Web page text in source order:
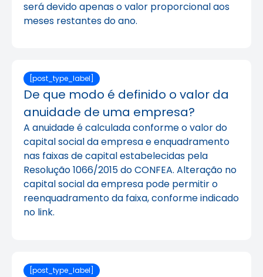
será devido apenas o valor proporcional aos
meses restantes do ano.
[post_type_label]
De que modo é definido o valor da
anuidade de uma empresa?
A anuidade é calculada conforme o valor do
capital social da empresa e enquadramento
nas faixas de capital estabelecidas pela
Resolução 1066/2015 do CONFEA. Alteração no
capital social da empresa pode permitir o
reenquadramento da faixa, conforme indicado
no link.
[post_type_label]